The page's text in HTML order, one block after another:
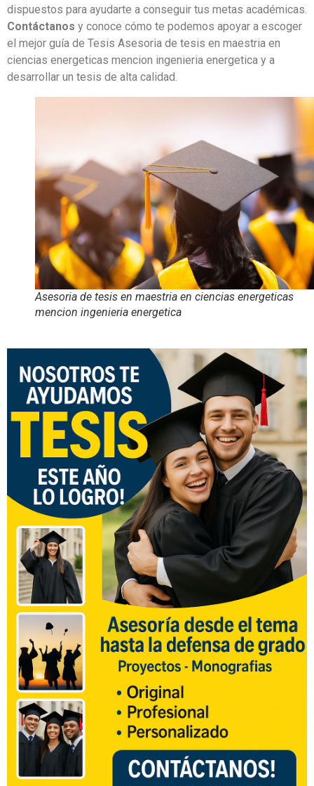
dispuestos para ayudarte a conseguir tus metas académicas.
Contáctanos y conoce cómo te podemos apoyar a escoger
el mejor guía de Tesis Asesoria de tesis en maestria en
ciencias energeticas mencion ingenieria energetica y a
desarrollar un tesis de alta calidad.
Asesoria de tesis en maestria en ciencias energeticas
mencion ingenieria energetica